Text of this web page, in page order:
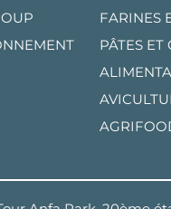
FARINES
PÂTES ET